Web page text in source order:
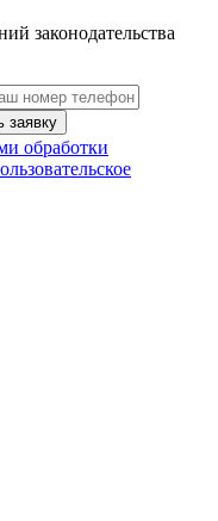
законодательства
заявку
обработки